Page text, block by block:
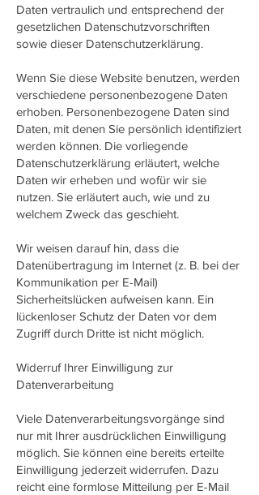
Daten vertraulich und entsprechend der
gesetzlichen Datenschutzvorschriften
sowie dieser Datenschutzerklärung.
Wenn Sie diese Website benutzen, werden
verschiedene personenbezogene Daten
erhoben. Personenbezogene Daten sind
Daten, mit denen Sie persönlich identifiziert
werden können. Die vorliegende
Datenschutzerklärung erläutert, welche
Daten wir erheben und wofür wir sie
nutzen. Sie erläutert auch, wie und zu
welchem Zweck das geschieht.
Wir weisen darauf hin, dass die
Datenübertragung im Internet (z. B. bei der
Kommunikation per E-Mail)
Sicherheitslücken aufweisen kann. Ein
lückenloser Schutz der Daten vor dem
Zugriff durch Dritte ist nicht möglich.
Widerruf Ihrer Einwilligung zur
Datenverarbeitung
Viele Datenverarbeitungsvorgänge sind
nur mit Ihrer ausdrücklichen Einwilligung
möglich. Sie können eine bereits erteilte
Einwilligung jederzeit widerrufen. Dazu
reicht eine formlose Mitteilung per E-Mail